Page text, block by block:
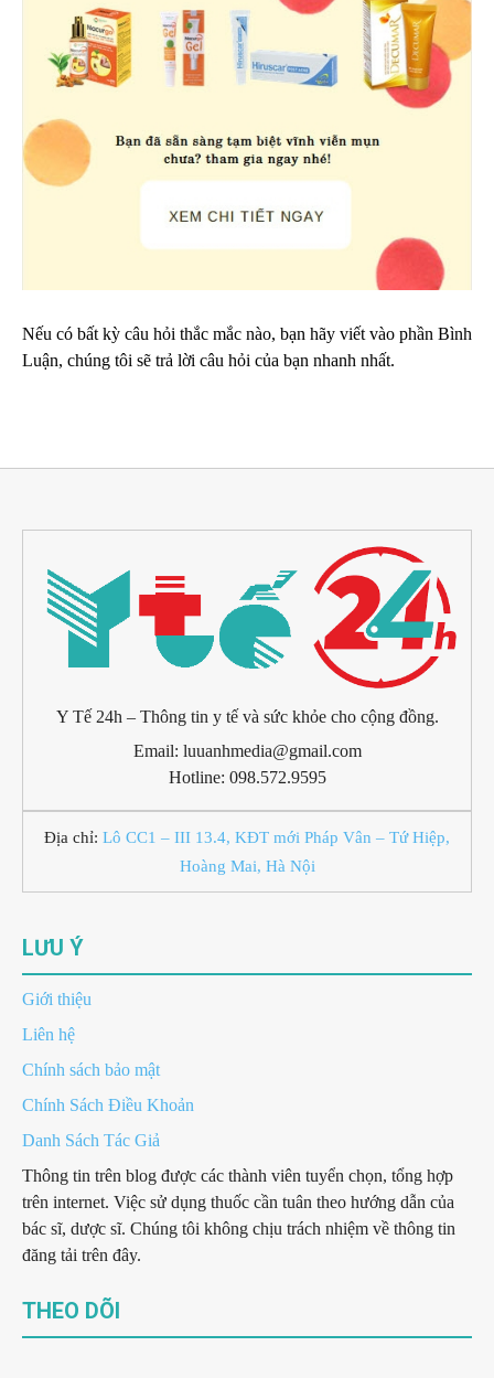
Nếu có bất kỳ câu hỏi thắc mắc nào, bạn hãy viết vào phần Bình
Luận, chúng tôi sẽ trả lời câu hỏi của bạn nhanh nhất.
Y Tế 24h – Thông tin y tế và sức khỏe cho cộng đồng.
Email: luuanhmedia@gmail.com
Hotline: 098.572.9595
Địa chỉ: Lô CC1 – III 13.4, KĐT mới Pháp Vân – Tứ Hiệp,
Hoàng Mai, Hà Nội
LƯU Ý
Giới thiệu
Liên hệ
Chính sách bảo mật
Chính Sách Điều Khoản
Danh Sách Tác Giả
Thông tin trên blog được các thành viên tuyển chọn, tổng hợp
trên internet. Việc sử dụng thuốc cần tuân theo hướng dẫn của
bác sĩ, dược sĩ. Chúng tôi không chịu trách nhiệm về thông tin
đăng tải trên đây.
THEO DÕI